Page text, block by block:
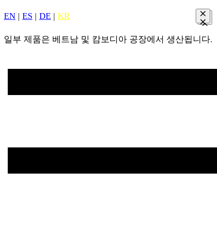
EN | ES | DE | KR
일부 제품은 베트남 및 캄보디아 공장에서 생산됩니다.